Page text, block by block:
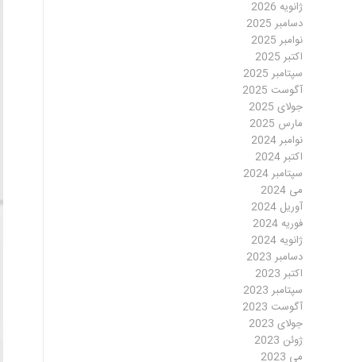
ژانویه 2026
دسامبر 2025
نوامبر 2025
اکتبر 2025
سپتامبر 2025
آگوست 2025
جولای 2025
مارس 2025
نوامبر 2024
اکتبر 2024
سپتامبر 2024
می 2024
آوریل 2024
فوریه 2024
ژانویه 2024
دسامبر 2023
اکتبر 2023
سپتامبر 2023
آگوست 2023
جولای 2023
ژوئن 2023
می 2023